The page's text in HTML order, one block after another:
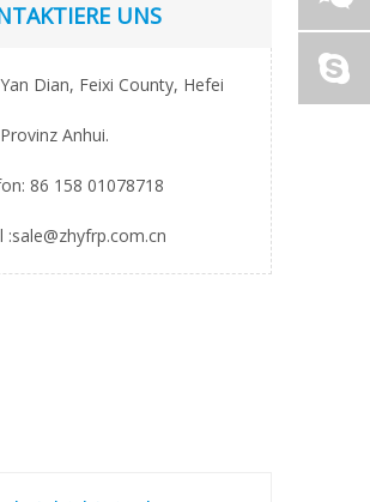
UNS
Dian, Feixi County, Hefei
Anhui.
86 158 01078718
:sale@zhyfrp.com.cn